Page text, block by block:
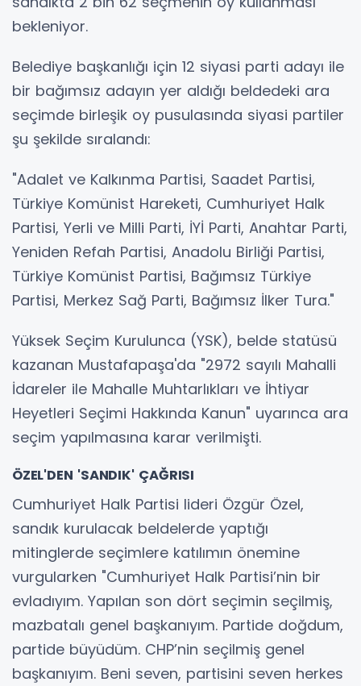
bekleniyor.
Belediye başkanlığı için 12 siyasi parti adayı ile
bir bağımsız adayın yer aldığı beldedeki ara
seçimde birleşik oy pusulasında siyasi partiler
şu şekilde sıralandı:
"Adalet ve Kalkınma Partisi, Saadet Partisi,
Türkiye Komünist Hareketi, Cumhuriyet Halk
Partisi, Yerli ve Milli Parti, İYİ Parti, Anahtar Parti,
Yeniden Refah Partisi, Anadolu Birliği Partisi,
Türkiye Komünist Partisi, Bağımsız Türkiye
Partisi, Merkez Sağ Parti, Bağımsız İlker Tura."
Yüksek Seçim Kurulunca (YSK), belde statüsü
kazanan Mustafapaşa'da "2972 sayılı Mahalli
İdareler ile Mahalle Muhtarlıkları ve İhtiyar
Heyetleri Seçimi Hakkında Kanun" uyarınca ara
seçim yapılmasına karar verilmişti.
ÖZEL'DEN 'SANDIK' ÇAĞRISI
Cumhuriyet Halk Partisi lideri Özgür Özel,
sandık kurulacak beldelerde yaptığı
mitinglerde seçimlere katılımın önemine
vurgularken "Cumhuriyet Halk Partisi’nin bir
evladıyım. Yapılan son dört seçimin seçilmiş,
mazbatalı genel başkanıyım. Partide doğdum,
partide büyüdüm. CHP’nin seçilmiş genel
başkanıyım. Beni seven, partisini seven herkes